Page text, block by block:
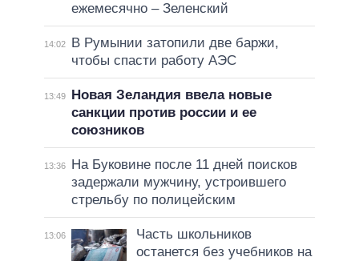
ежемесячно – Зеленский
14:02
В Румынии затопили две баржи,
чтобы спасти работу АЭС
13:49
Новая Зеландия ввела новые
санкции против россии и ее
союзников
13:36
На Буковине после 11 дней поисков
задержали мужчину, устроившего
стрельбу по полицейским
13:06
Часть школьников
останется без учебников на